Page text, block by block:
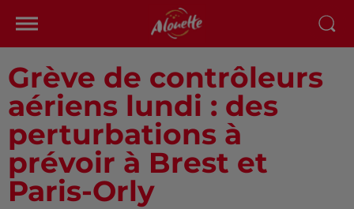
Grève de contrôleurs
aériens lundi : des
perturbations à
prévoir à Brest et
Paris-Orly